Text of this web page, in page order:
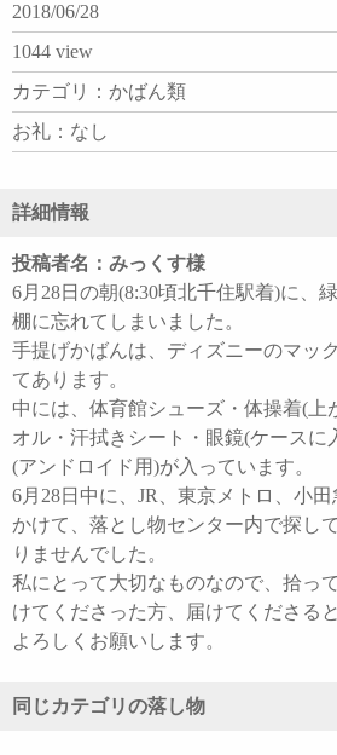
2018/06/28
1044 view
カテゴリ：かばん類
お礼：なし
詳細情報
投稿者名：みっくす様
6月28日の朝(8:30頃北千住駅着)に、
棚に忘れてしまいました。
手提げかばんは、ディズニーのマッ
てあります。
中には、体育館シューズ・体操着(上
オル・汗拭きシート・眼鏡(ケースに
(アンドロイド用)が入っています。
6月28日中に、JR、東京メトロ、小
かけて、落とし物センター内で探し
りませんでした。
私にとって大切なものなので、拾っ
けてくださった方、届けてくださる
よろしくお願いします。
同じカテゴリの落し物